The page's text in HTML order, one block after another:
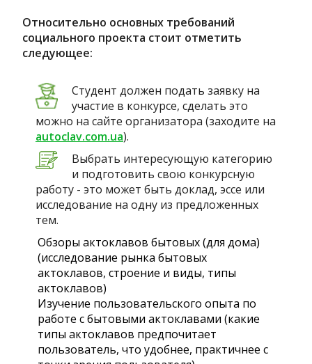
Относительно основных требований
социального проекта стоит отметить
следующее:
Студент должен подать заявку на
участие в конкурсе, сделать это
можно на сайте организатора (заходите на
autoclav.com.ua).
Выбрать интересующую категорию
и подготовить свою конкурсную
работу - это может быть доклад, эссе или
исследование на одну из предложенных
тем.
Обзоры актоклавов бытовых (для дома)
(исследование рынка бытовых
актоклавов, строение и виды, типы
актоклавов)
Изучение пользовательского опыта по
работе с бытовыми актоклавами (какие
типы актоклавов предпочитает
пользователь, что удобнее, практичнее с